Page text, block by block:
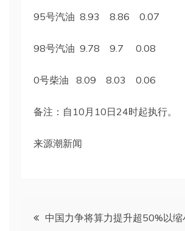
95号汽油 8.93 8.86 0.07
98号汽油 9.78 9.7 0.08
0号柴油 8.09 8.03 0.06
备注：自10月10日24时起执行。
来源潮新闻
文 中国力争将算力提升超50%以